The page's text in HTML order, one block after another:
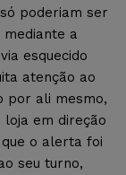
poderiam ser
a
esquecido
atenção ao
por ali mesmo,
em direção
o alerta foi
seu turno,